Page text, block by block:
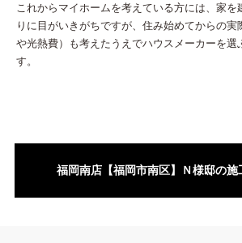
これからマイホームを考えている方には、家
りに目がいきがちですが、住み始めてからの実
や光熱費）も考えたうえでハウスメーカーを選
す。
福岡南店【福岡市南区】Ｎ様邸の施